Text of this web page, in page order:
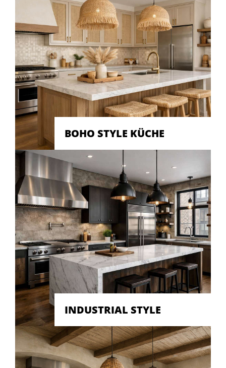
BOHO STYLE KÜCHE
INDUSTRIAL STYLE